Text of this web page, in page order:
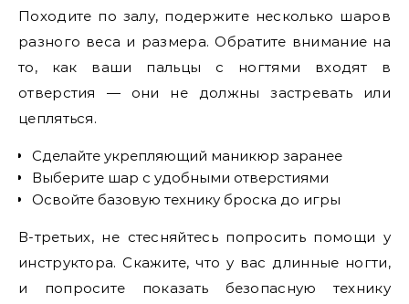
Походите по залу, подержите несколько шаров
разного веса и размера. Обратите внимание на
то, как ваши пальцы с ногтями входят в
отверстия — они не должны застревать или
цепляться.
Сделайте укрепляющий маникюр заранее
Выберите шар с удобными отверстиями
Освойте базовую технику броска до игры
В-третьих, не стесняйтесь попросить помощи у
инструктора. Скажите, что у вас длинные ногти,
и попросите показать безопасную технику